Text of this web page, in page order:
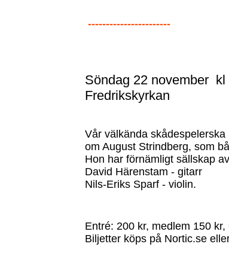
-----------------------
Söndag 22 november kl
Fredrikskyrkan
Vår välkända
om August Strindberg, som
Hon har förnämligt sällskap
David Härenstam - gitarr
Nils-Eriks Sparf - violin.
Entré: 200 kr, medlem 150
Biljetter köps på Nortic.se